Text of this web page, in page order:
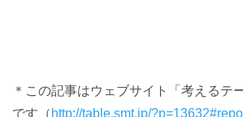
＊この記事はウェブサイト「考えるテ
です（ http://table.smt.jp/